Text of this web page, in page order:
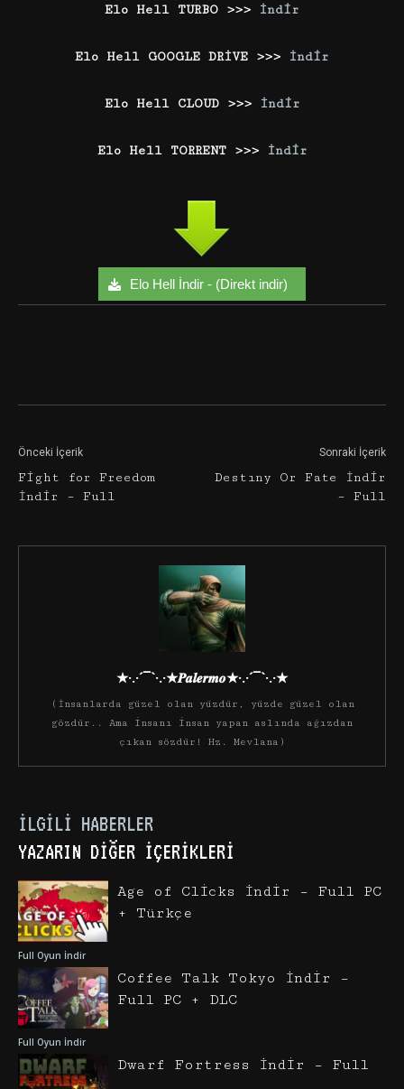
Elo Hell TURBO >>> İndir
Elo Hell GOOGLE DRİVE >>> İndir
Elo Hell CLOUD >>> İndir
Elo Hell TORRENT >>>İndir
Elo Hell İndir - (Direkt indir)
Önceki İçerik
Fight for Freedom
İndir – Full
Sonraki İçerik
Destıny Or Fate İndir
– Full
★·.·´¯`·.·★𝑷𝒂𝒍𝒆𝒓𝒎𝒐★·.·´¯`·.·★
(İnsanlarda güzel olan yüzdür, yüzde güzel olan
gözdür.. Ama insanı insan yapan aslında ağızdan
çıkan sözdür! Hz. Mevlana)
İLGILI HABERLER
YAZARIN DIĞER İÇERIKLERI
Full Oyun İndir
Age of Clicks İndir – Full PC
+ Türkçe
Full Oyun İndir
Coffee Talk Tokyo İndir –
Full PC + DLC
Dwarf Fortress İndir – Full